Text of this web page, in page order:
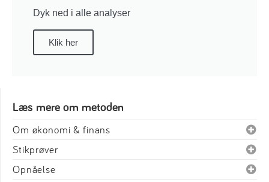
Dyk ned i alle analyser
Klik her
Læs mere om metoden
Om økonomi & finans
Stikprøver
Opnåelse